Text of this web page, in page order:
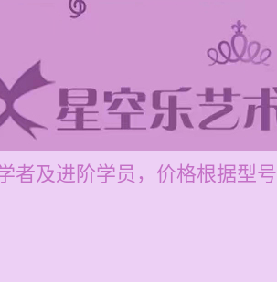
者及进阶学员，价格根据型号